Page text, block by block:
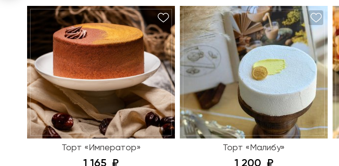
Торт «Император»
1 165
Торт «Малибу»
1 200